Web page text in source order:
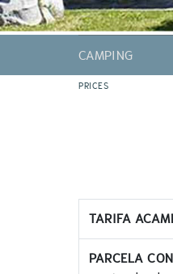
CAMPING
PRICES
TARIFA
PARCELA